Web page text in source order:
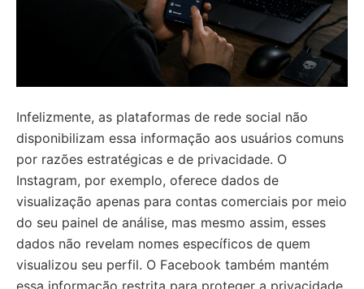
Infelizmente, as plataformas de rede social não
disponibilizam essa informação aos usuários comuns
por razões estratégicas e de privacidade. O
Instagram, por exemplo, oferece dados de
visualização apenas para contas comerciais por meio
do seu painel de análise, mas mesmo assim, esses
dados não revelam nomes específicos de quem
visualizou seu perfil. O Facebook também mantém
essa informação restrita para proteger a privacidade